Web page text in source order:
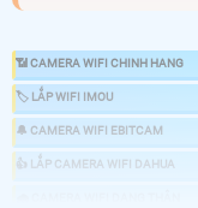
📶 CAMERA WIFI CHINH HANG
🏷 LẮP WIFI IMOU
🔔 CAMERA WIFI EBITCAM
👍 LẮP CAMERA WIFI DAHUA